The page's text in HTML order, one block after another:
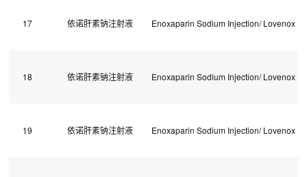
17 依诺肝素钠注射液 Enoxaparin Sodium Injection/ Lovenox
18 依诺肝素钠注射液 Enoxaparin Sodium Injection/ Lovenox
19 依诺肝素钠注射液 Enoxaparin Sodium Injection/ Lovenox